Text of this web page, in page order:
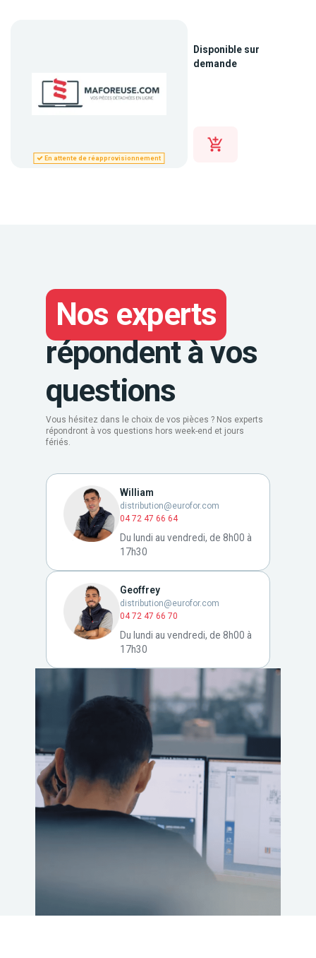
En attente de réapprovisionnement
Disponible sur
demande
Nos experts
répondent à vos
questions
Vous hésitez dans le choix de vos pièces ? Nos experts
répondront à vos questions hors week-end et jours
fériés.
William
distribution@eurofor.com
04 72 47 66 64
Du lundi au vendredi, de 8h00 à
17h30
Geoffrey
distribution@eurofor.com
04 72 47 66 70
Du lundi au vendredi, de 8h00 à
17h30